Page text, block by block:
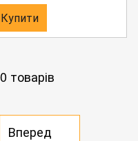
Купити
товарів
Вперед